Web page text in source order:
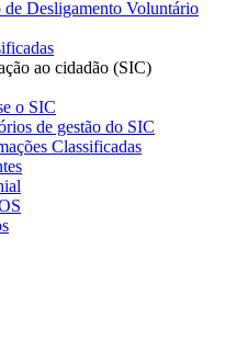
de Desligamento Voluntário
ao cidadão (SIC)
o SIC
de gestão do SIC
Classificadas